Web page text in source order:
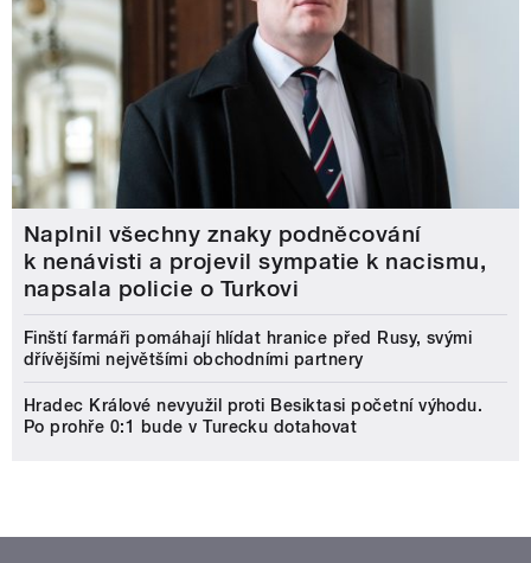
Naplnil všechny znaky podněcování
k nenávisti a projevil sympatie k nacismu,
napsala policie o Turkovi
Finští farmáři pomáhají hlídat hranice před Rusy, svými
dřívějšími největšími obchodními partnery
Hradec Králové nevyužil proti Besiktasi početní výhodu.
Po prohře 0:1 bude v Turecku dotahovat